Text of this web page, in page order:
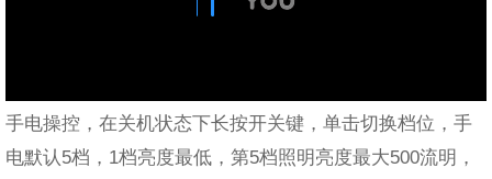
手电操控，在关机状态下长按开关键，单击切换档位，手
电默认5档，1档亮度最低，第5档照明亮度最大500流明，